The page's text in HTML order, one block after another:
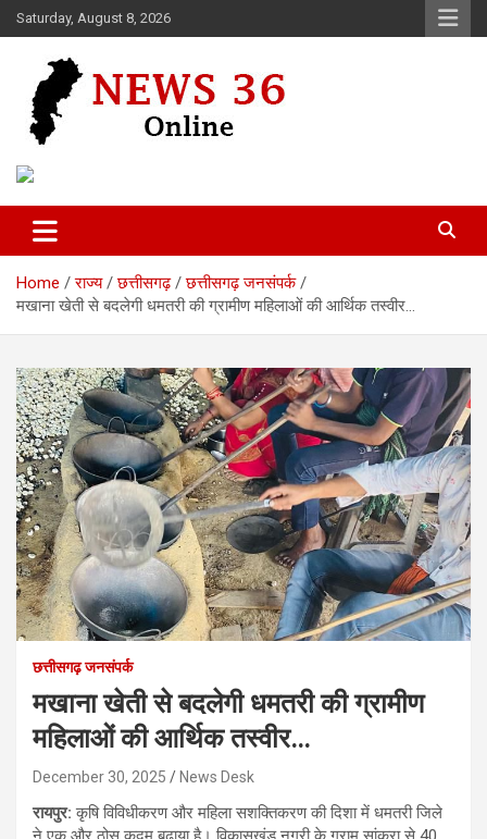
Skip
to
Saturday, August 8, 2026
News 36
Home राज्य छत्तीसगढ़
छत्तीसगढ़ जनसंपर्क
मखाना खेती से बदलेगी धमतरी की ग्रामीण महिलाओं की आर्थिक तस्वीर…
छत्तीसगढ़ जनसंपर्क
मखाना खेती से बदलेगी धमतरी की ग्रामीण
महिलाओं की आर्थिक तस्वीर…
December 30, 2025 News Desk
रायपुर:कृषि विविधीकरण और महिला सशक्तिकरण की दिशा में धमतरी जिले